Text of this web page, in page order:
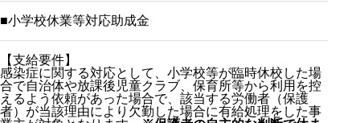
■小学校休業等対応助成金
【支給要件】
感染症に関する対応として、小学校等が臨時休校した場
合で自治体や放課後児童クラブ、保育所等から利用を控
えるよう依頼があった場合で、該当する労働者（保護
者）が当該理由により欠勤した場合に有給処理をした事